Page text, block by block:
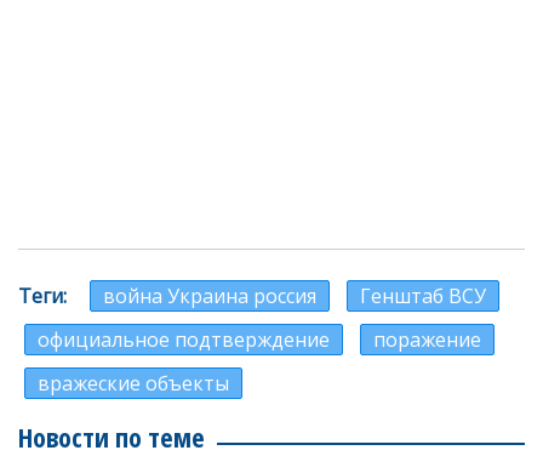
Теги война Украина россия
Генштаб ВСУ
официальное подтверждение
поражение
вражеские объекты
Новости по теме